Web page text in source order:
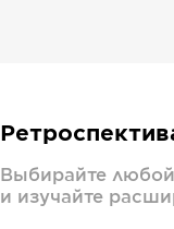
Выбирайте
и изучайте